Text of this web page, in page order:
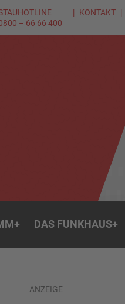
– 66 66 400
KONTAKT
+ DAS FUNKHAUS+
ANZEIGE